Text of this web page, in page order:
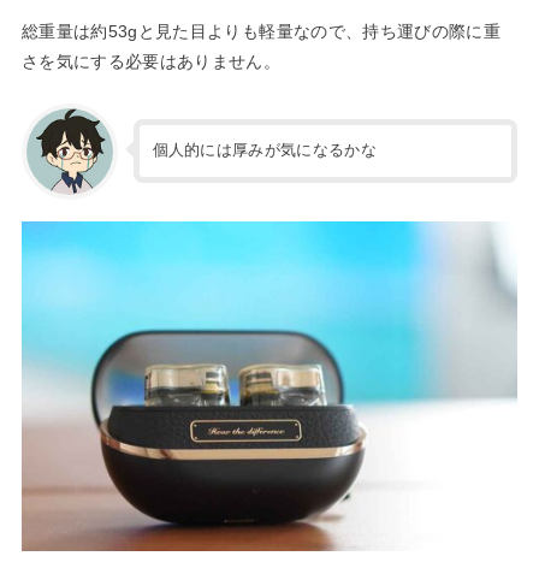
総重量は約53gと見た目よりも軽量なので、持ち運びの際に重
さを気にする必要はありません。
個人的には厚みが気になるかな